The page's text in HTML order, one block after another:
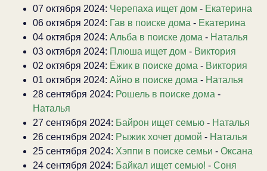
07 октября 2024: Черепаха ищет дом - Екатерина
06 октября 2024: Гав в поиске дома - Екатерина
04 октября 2024: Альба в поиске дома - Наталья
03 октября 2024: Плюша ищет дом - Виктория
02 октября 2024: Ёжик в поиске дома - Виктория
01 октября 2024: Айно в поиске дома - Наталья
28 сентября 2024: Рошель в поиске дома -
Наталья
27 сентября 2024: Байрон ищет семью - Наталья
26 сентября 2024: Рыжик хочет домой - Наталья
25 сентября 2024: Хэппи в поиске семьи - Оксана
24 сентября 2024: Байкал ищет семью! - Соня